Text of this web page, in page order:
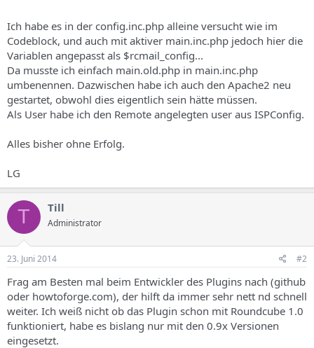
Ich habe es in der config.inc.php alleine versucht wie im
Codeblock, und auch mit aktiver main.inc.php jedoch hier die
Variablen angepasst als $rcmail_config...
Da musste ich einfach main.old.php in main.inc.php
umbenennen. Dazwischen habe ich auch den Apache2 neu
gestartet, obwohl dies eigentlich sein hätte müssen.
Als User habe ich den Remote angelegten user aus ISPConfig.
Alles bisher ohne Erfolg.
LG
T Till
Administrator
23. Juni 2014 #2
Frag am Besten mal beim Entwickler des Plugins nach (github
oder howtoforge.com), der hilft da immer sehr nett nd schnell
weiter. Ich weiß nicht ob das Plugin schon mit Roundcube 1.0
funktioniert, habe es bislang nur mit den 0.9x Versionen
eingesetzt.